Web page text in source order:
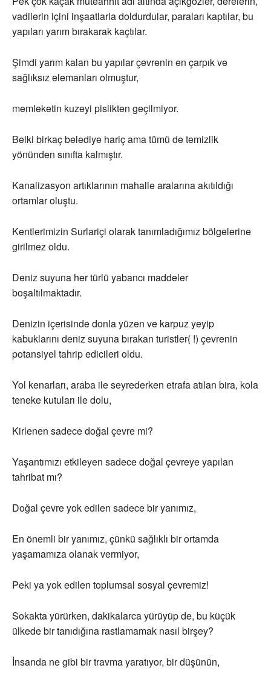
vadilerin içini inşaatlarla doldurdular, paraları kaptılar, bu
yapıları yarım bırakarak kaçtılar.
Şimdi yarım kalan bu yapılar çevrenin en çarpık ve
sağlıksız elemanları olmuştur,
memleketin kuzeyi pislikten geçilmiyor.
Belki birkaç belediye hariç ama tümü de temizlik
yönünden sınıfta kalmıştır.
Kanalizasyon artıklarının mahalle aralarına akıtıldığı
ortamlar oluştu.
Kentlerimizin Surlariçi olarak tanımladığımız bölgelerine
girilmez oldu.
Deniz suyuna her türlü yabancı maddeler
boşaltılmaktadır.
Denizin içerisinde donla yüzen ve karpuz yeyip
kabuklarını deniz suyuna bırakan turistler( !) çevrenin
potansiyel tahrip edicileri oldu.
Yol kenarları, araba ile seyrederken etrafa atılan bira, kola
teneke kutuları ile dolu,
Kirlenen sadece doğal çevre mi?
Yaşantımızı etkileyen sadece doğal çevreye yapılan
tahribat mı?
Doğal çevre yok edilen sadece bir yanımız,
En önemli bir yanımız, çünkü sağlıklı bir ortamda
yaşamamıza olanak vermiyor,
Peki ya yok edilen toplumsal sosyal çevremiz!
Sokakta yürürken, dakikalarca yürüyüp de, bu küçük
ülkede bir tanıdığına rastlamamak nasıl birşey?
İnsanda ne gibi bir travma yaratıyor, bir düşünün,